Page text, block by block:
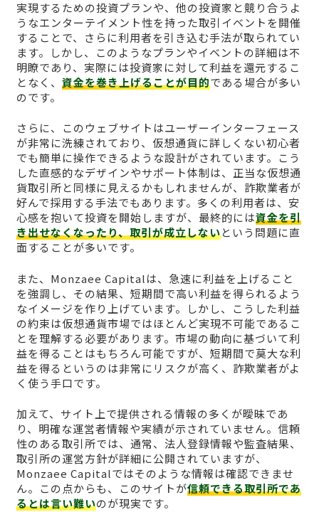
実現するための投資プランや、他の投資家と競り合うよ
うなエンターテイメント性を持った取引イベントを開催
することで、さらに利用者を引き込む手法が取られてい
ます。しかし、このようなプランやイベントの詳細は不
明瞭であり、実際には投資家に対して利益を還元するこ
となく、 資金を巻き上げることが目的である場合が多い
のです。
さらに、このウェブサイトはユーザーインターフェース
が非常に洗練されており、仮想通貨に詳しくない初心者
でも簡単に操作できるような設計がされています。こう
した直感的なデザインやサポート体制は、正当な仮想通
貨取引所と同様に見えるかもしれませんが、詐欺業者が
好んで採用する手法でもあります。多くの利用者は、安
心感を抱いて投資を開始しますが、最終的には資金を引
き出せなくなったり、取引が成立しないという問題に直
面することが多いです。
また、Monzaee Capitalは、急速に利益を上げること
を強調し、その結果、短期間で高い利益を得られるよう
なイメージを作り上げています。しかし、こうした利益
の約束は仮想通貨市場ではほとんど実現不可能であるこ
とを理解する必要があります。市場の動向に基づいて利
益を得ることはもちろん可能ですが、短期間で莫大な利
益を得るというのは非常にリスクが高く、詐欺業者がよ
く使う手口です。
加えて、サイト上で提供される情報の多くが曖昧であ
り、明確な運営者情報や実績が示されていません。信頼
性のある取引所では、通常、法人登録情報や監査結果、
取引所の運営方針が詳細に公開されていますが、
Monzaee Capitalではそのような情報は確認できませ
ん。この点からも、このサイトが信頼できる取引所であ
るとは言い難いのが現実です。